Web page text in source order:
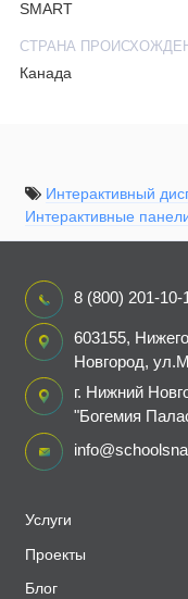
SMART
СТРАНА
Канада
Интерактивный
Интерактивные
Услуги
Проекты
Блог
8 (800) 201-10-
603155,
Новгород,
г. Нижний
"Богемия